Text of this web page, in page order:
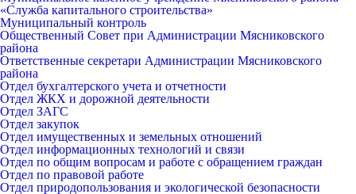
«Служба капитального строительства»
Муниципальный контроль
Общественный Совет при Администрации Мясниковского
района
Ответственные секретари Администрации Мясниковского
района
Отдел бухгалтерского учета и отчетности
Отдел ЖКХ и дорожной деятельности
Отдел ЗАГС
Отдел закупок
Отдел имущественных и земельных отношений
Отдел информационных технологий и связи
Отдел по общим вопросам и работе с обращением граждан
Отдел по правовой работе
Отдел природопользования и экологической безопасности